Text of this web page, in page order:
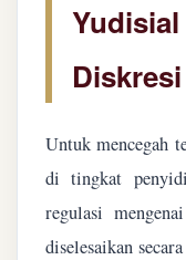
Diskresi
Untuk mencegah
di tingkat
regulasi
diselesaikan